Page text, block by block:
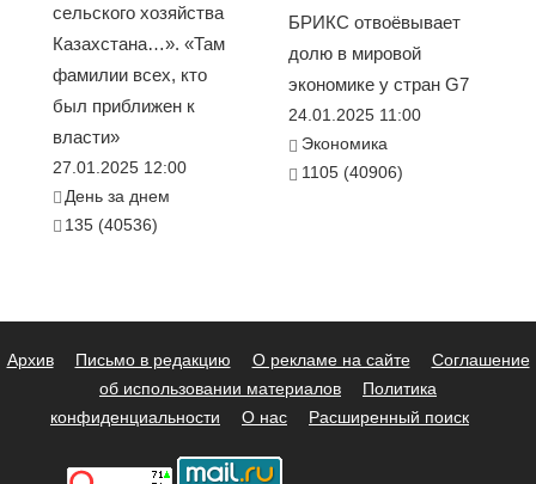
сельского хозяйства
Казахстана…». «Там
фамилии всех, кто
был приближен к
власти»
27.01.2025 12:00
День за днем
135 (40536)
БРИКС отвоёвывает
долю в мировой
экономике у стран G7
24.01.2025 11:00
Экономика
1105 (40906)
Архив Письмо в редакцию О рекламе на сайте
Соглашение
об использовании материалов
Политика
конфиденциальности
О нас Расширенный поиск